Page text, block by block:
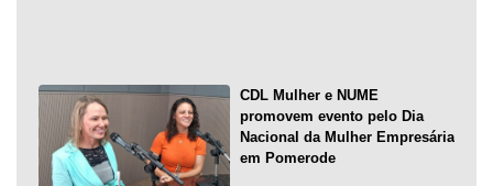
CDL Mulher e NUME
promovem evento pelo Dia
Nacional da Mulher Empresária
em Pomerode